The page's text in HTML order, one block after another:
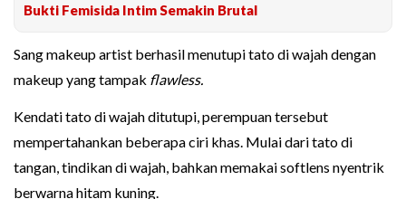
Bukti Femisida Intim Semakin Brutal
Sang makeup artist berhasil menutupi tato di wajah dengan
makeup yang tampak flawless.
Kendati tato di wajah ditutupi, perempuan tersebut
mempertahankan beberapa ciri khas. Mulai dari tato di
tangan, tindikan di wajah, bahkan memakai softlens nyentrik
berwarna hitam kuning.